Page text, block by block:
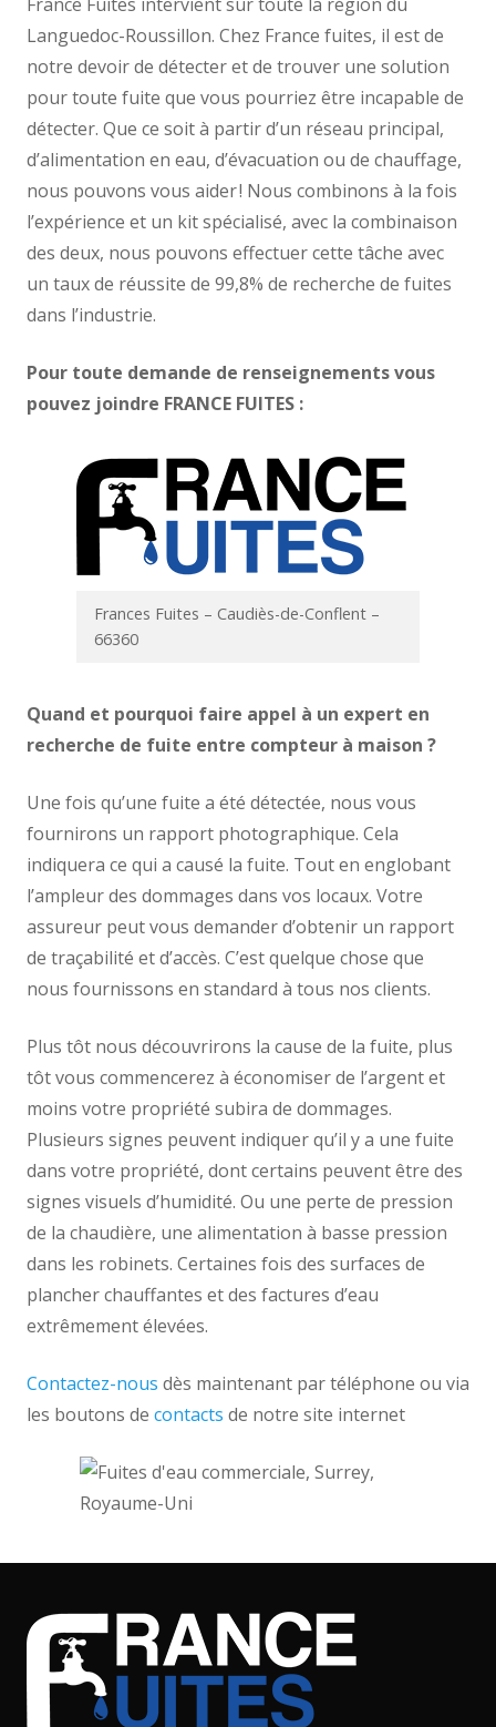
Languedoc-Roussillon. Chez France fuites, il est de
notre devoir de détecter et de trouver une solution
pour toute fuite que vous pourriez être incapable de
détecter. Que ce soit à partir d’un réseau principal,
d’alimentation en eau, d’évacuation ou de chauffage,
nous pouvons vous aider ! Nous combinons à la fois
l’expérience et un kit spécialisé, avec la combinaison
des deux, nous pouvons effectuer cette tâche avec
un taux de réussite de 99,8% de recherche de fuites
dans l’industrie.
Pour toute demande de renseignements vous
pouvez joindre FRANCE FUITES :
Frances Fuites – Caudiès-de-Conflent –
66360
Quand et pourquoi faire appel à un expert en
recherche de fuite entre compteur à maison ?
Une fois qu’une fuite a été détectée, nous vous
fournirons un rapport photographique. Cela
indiquera ce qui a causé la fuite. Tout en englobant
l’ampleur des dommages dans vos locaux. Votre
assureur peut vous demander d’obtenir un rapport
de traçabilité et d’accès. C’est quelque chose que
nous fournissons en standard à tous nos clients.
Plus tôt nous découvrirons la cause de la fuite, plus
tôt vous commencerez à économiser de l’argent et
moins votre propriété subira de dommages.
Plusieurs signes peuvent indiquer qu’il y a une fuite
dans votre propriété, dont certains peuvent être des
signes visuels d’humidité. Ou une perte de pression
de la chaudière, une alimentation à basse pression
dans les robinets. Certaines fois des surfaces de
plancher chauffantes et des factures d’eau
extrêmement élevées.
Contactez-nous dès maintenant par téléphone ou via
les boutons de contacts de notre site internet